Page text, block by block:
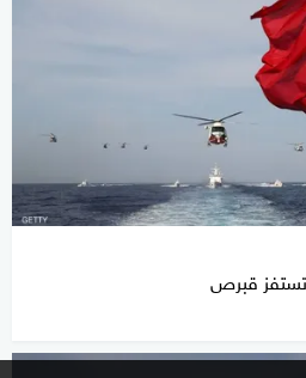
قبرص